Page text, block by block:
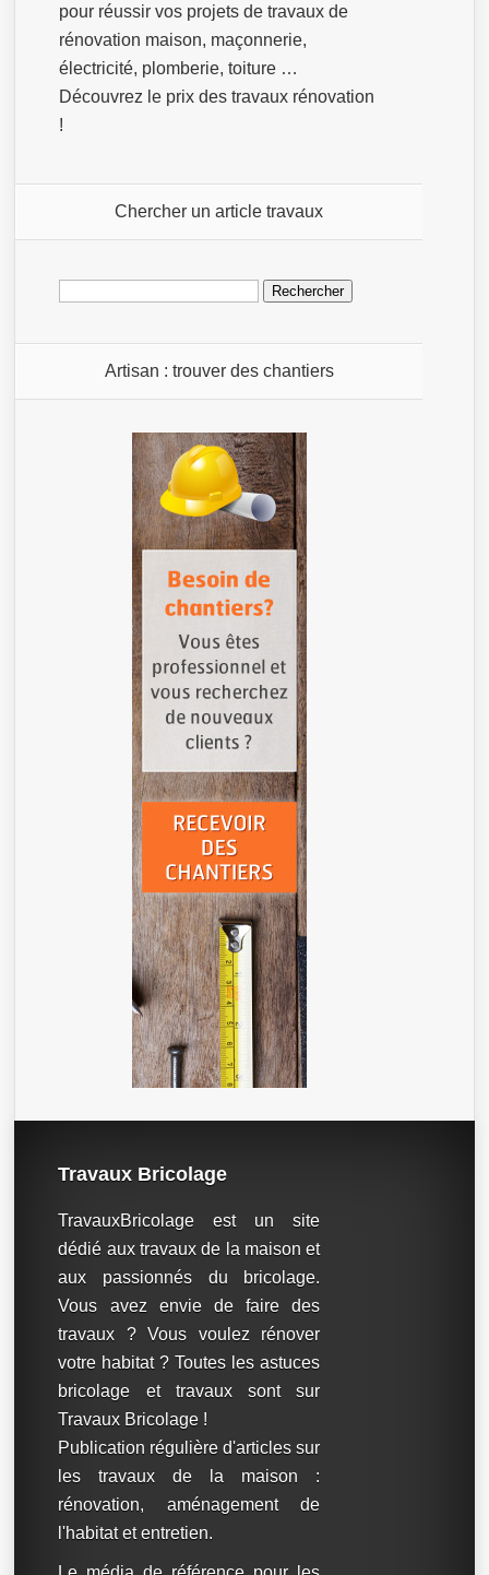
pour réussir vos projets de travaux de
rénovation maison, maçonnerie,
électricité, plomberie, toiture …
Découvrez le prix des travaux rénovation
!
Chercher un article travaux
Rechercher :
Artisan : trouver des chantiers
Travaux Bricolage
TravauxBricolage est un site
dédié aux travaux de la maison et
aux passionnés du bricolage.
Vous avez envie de faire des
travaux ? Vous voulez rénover
votre habitat ? Toutes les astuces
bricolage et travaux sont sur
Travaux Bricolage !
Publication régulière d'articles sur
les travaux de la maison :
rénovation, aménagement de
l'habitat et entretien.